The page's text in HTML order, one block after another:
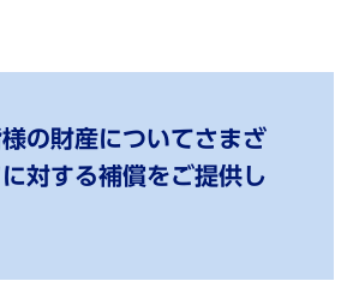
の財産についてさまざ
対する補償をご提供し